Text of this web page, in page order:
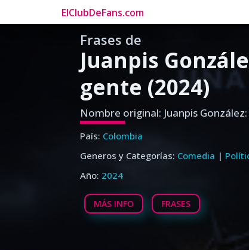
ElClubDeFans.com
Frases de
Juanpis
gente (2024)
Nombre original: Juanpis
País: Colombia
Generos y Categorías: Comedia |
Año: 2024
MÁS INFO FRASES